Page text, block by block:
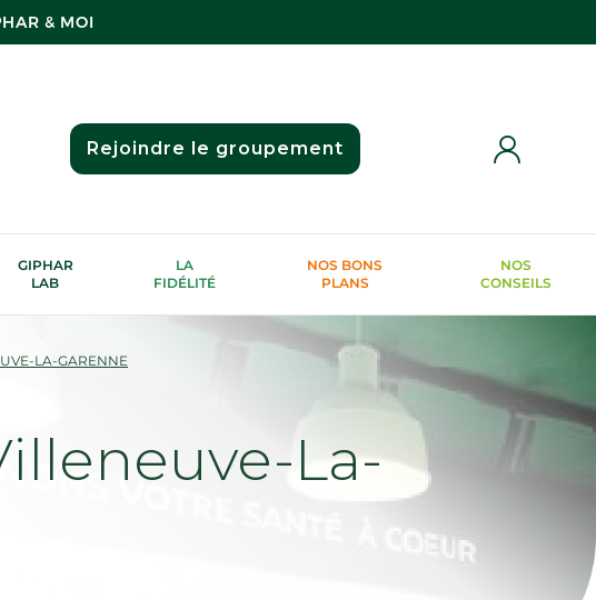
& MOI
Rejoindre le groupement
GIPHAR
LAB
LA
FIDÉLITÉ
NOS BONS
PLANS
NOS
CONSEILS
LA-GARENNE
La-